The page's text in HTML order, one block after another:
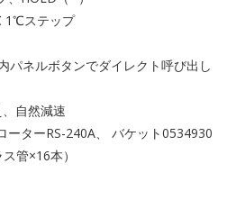
1℃ステップ
パネルボタンでダイレクト呼び出し
自然減速
ーターRS-240A、 バケット0534930
管×16本）